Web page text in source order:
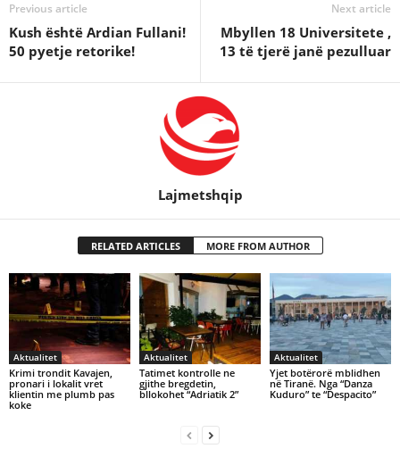
Previous article
Kush është Ardian Fullani!
50 pyetje retorike!
Next article
Mbyllen 18 Universitete ,
13 të tjerë janë pezulluar
Lajmetshqip
RELATED ARTICLES MORE FROM AUTHOR
Aktualitet
Krimi trondit Kavajen,
pronari i lokalit vret
klientin me plumb pas
koke
Aktualitet
Tatimet kontrolle ne
gjithe bregdetin,
bllokohet “Adriatik 2”
Aktualitet
Yjet botërorë mblidhen
në Tiranë. Nga “Danza
Kuduro” te “Despacito”